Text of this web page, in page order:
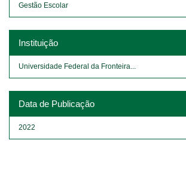
Gestão Escolar
Instituição
Universidade Federal da Fronteira...
Data de Publicação
2022